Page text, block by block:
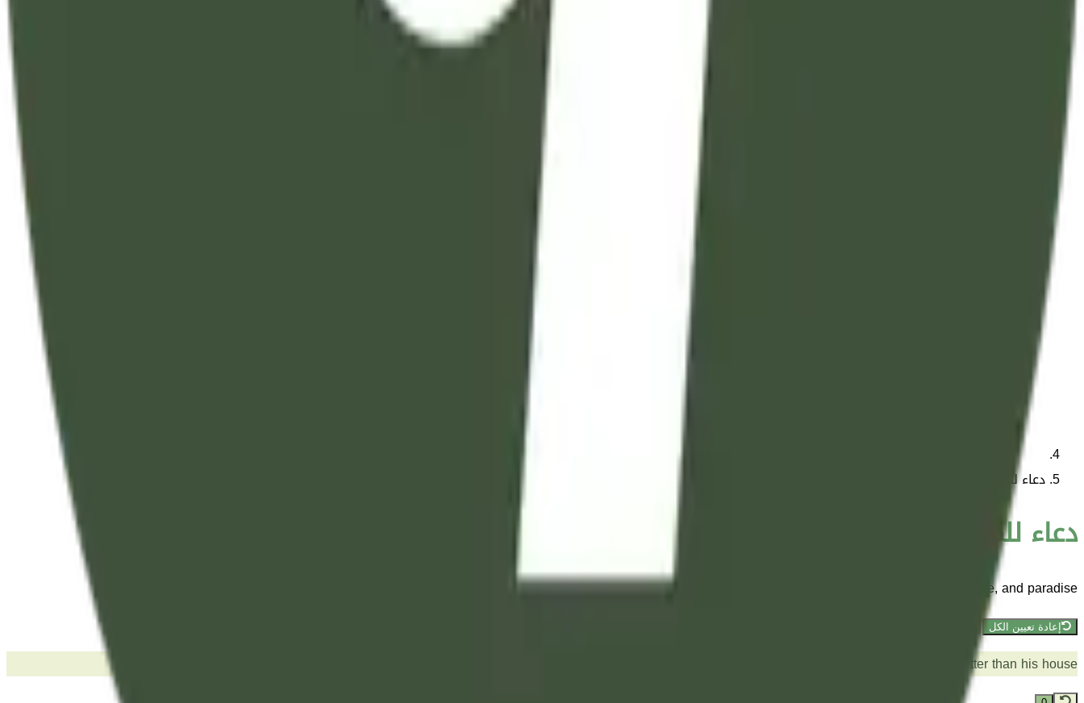
دعاء للميت باللغة الإنجليزية
دعاء للميت باللغة الإنجليزية
English translations and original supplications for the dead, asking for forgiveness, mercy, light in the grave, and paradise.
إعادة تعيين الكل
O God, give the deceased better people than his family, and a house better than his house